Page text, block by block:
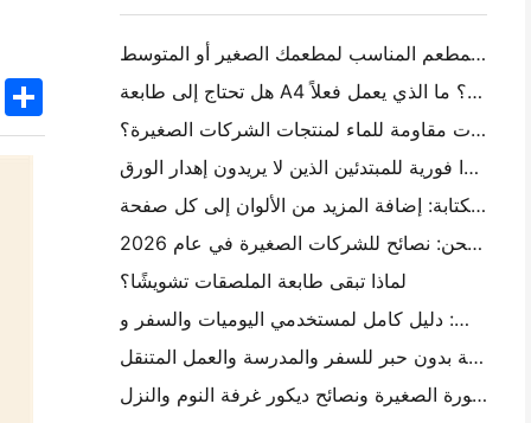
TwitterShare
كيفية اختيار برنامج المطعم المناسب لمطعمك الصغير أو المتوسط
هل تحتاج إلى طابعة A4 محمولة لفواتير المستودع؟ ما الذي يعمل فعلاً
هل يمكن لطابعات العلامات الحرارية جعل العلامات مقاومة للماء لمنتجات الشركات الصغيرة؟
أفضل كاميرا فورية للمبتدئين الذين لا يريدون إهدار الورق
أفضل صانع ملصقات الألوان للكتابة والكتابة: إضافة المزيد من الألوان إلى كل صفحة
الكتابة اليدوية مقابل طباعة علامات الشحن: نصائح للشركات الصغيرة في عام 2026
لماذا تبقى طابعة الملصقات تشويشًا؟
كيفية اختيار طابعة صور جيب: دليل كامل لمستخدمي اليوميات والسفر و iPhone
أفضل طابعة محمولة بدون حبر للسفر والمدرسة والعمل المتنقل: Hanin MT620 Pro Review
أفكار تصميم جدار الصورة الصغيرة ونصائح ديكور غرفة النوم والنزل